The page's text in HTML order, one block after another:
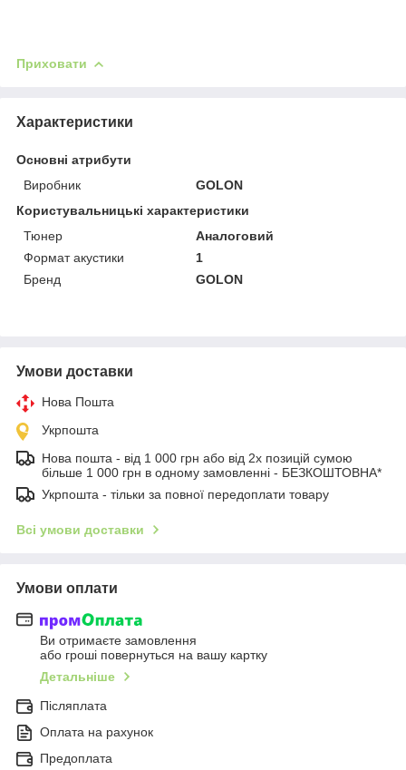
Приховати
Характеристики
Основні атрибути
Виробник
GOLON
Користувальницькі характеристики
Тюнер
Аналоговий
Формат акустики
1
Бренд
GOLON
Умови доставки
Нова Пошта
Укрпошта
Нова пошта - від 1 000 грн або від 2х позицій сумою
більше 1 000 грн в одному замовленні - БЕЗКОШТОВНА*
Укрпошта - тільки за повної передоплати товару
Всі умови доставки
Умови оплати
Ви отримаєте замовлення
або гроші повернуться на вашу картку
Детальніше
Післяплата
Оплата на рахунок
Предоплата